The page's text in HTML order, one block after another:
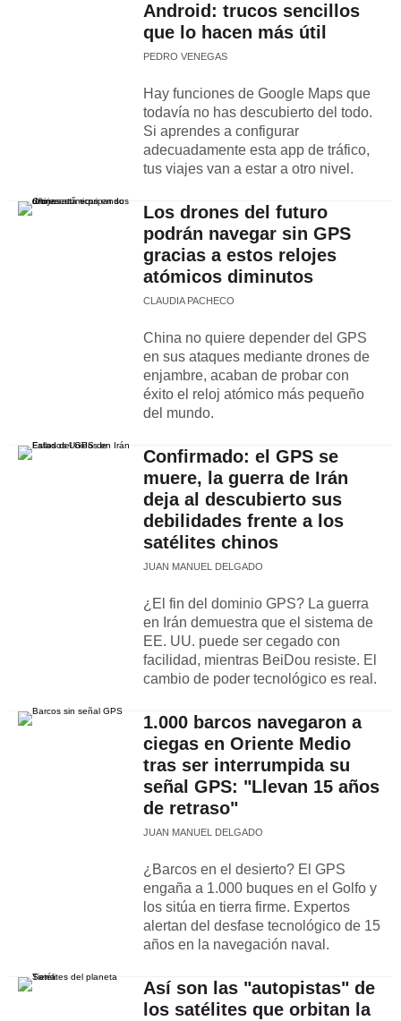
Android: trucos sencillos
que lo hacen más útil
PEDRO VENEGAS
Hay funciones de Google Maps que
todavía no has descubierto del todo.
Si aprendes a configurar
adecuadamente esta app de tráfico,
tus viajes van a estar a otro nivel.
Los drones del futuro
podrán navegar sin GPS
gracias a estos relojes
atómicos diminutos
CLAUDIA PACHECO
China no quiere depender del GPS
en sus ataques mediante drones de
enjambre, acaban de probar con
éxito el reloj atómico más pequeño
del mundo.
Confirmado: el GPS se
muere, la guerra de Irán
deja al descubierto sus
debilidades frente a los
satélites chinos
JUAN MANUEL DELGADO
¿El fin del dominio GPS? La guerra
en Irán demuestra que el sistema de
EE. UU. puede ser cegado con
facilidad, mientras BeiDou resiste. El
cambio de poder tecnológico es real.
1.000 barcos navegaron a
ciegas en Oriente Medio
tras ser interrumpida su
señal GPS: "Llevan 15 años
de retraso"
JUAN MANUEL DELGADO
¿Barcos en el desierto? El GPS
engaña a 1.000 buques en el Golfo y
los sitúa en tierra firme. Expertos
alertan del desfase tecnológico de 15
años en la navegación naval.
Así son las "autopistas" de
los satélites que orbitan la